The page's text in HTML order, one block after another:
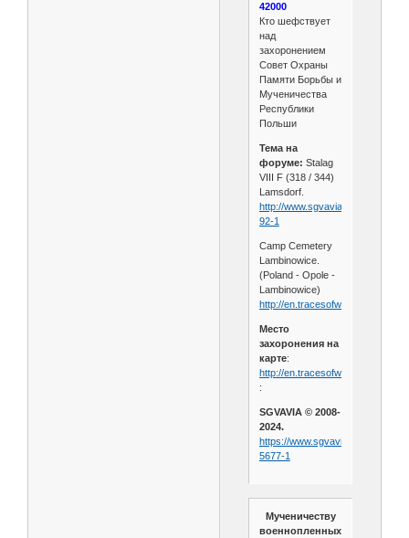
42000
Кто шефствует
над
захоронением
Совет Охраны
Памяти Борьбы и
Мученичества
Республики
Польши
Тема на
форуме: Stalag
VIII F (318 / 344)
Lamsdorf.
http://www.sgvavia.ru/forum/109-
92-1
Camp Cemetery
Lambinowice.
(Poland - Opole -
Lambinowice)
http://en.tracesofwar.com/
Место
захоронения на
карте:
http://en.tracesofwar.com/map/
:
SGVAVIA © 2008-
2024.
https://www.sgvavia.ru/forum/
5677-1
Мученичеству
военнопленных.